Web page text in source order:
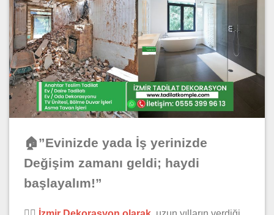
🏠”Evinizde yada İş yerinizde
Değişim zamanı geldi; haydi
başlayalım!”